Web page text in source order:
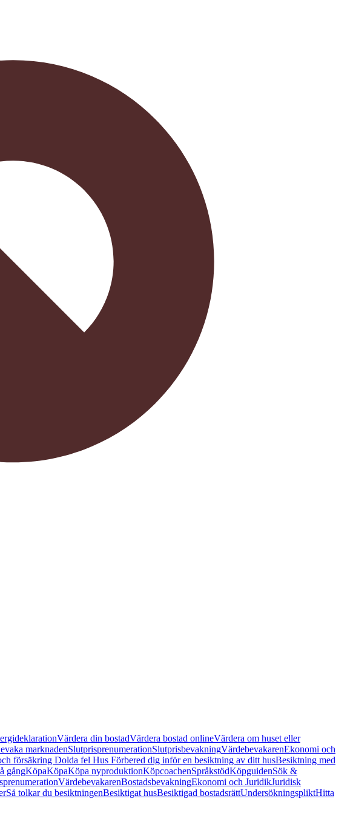
Värdera din bostadVärdera bostad onlineVärdera om huset eller
marknadenSlutprisprenumerationSlutprisbevakningVärdebevakarenEkonomi och
försäkring Dolda fel Hus Förbered dig inför en besiktning av ditt husBesiktning med
gångKöpaKöpaKöpa nyproduktionKöpcoachenSpråkstödKöpguidenSök &
VärdebevakarenBostadsbevakningEkonomi och JuridikJuridisk
Så tolkar du besiktningenBesiktigat husBesiktigad bostadsrättUndersökningspliktHitta